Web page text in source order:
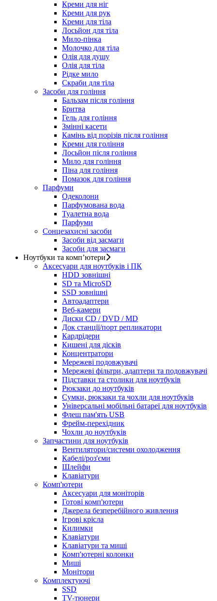
Креми для ніг
Креми для рук
Креми для тіла
Лосьйон для тіла
Мило-пінка
Молочко для тіла
Олія для душу
Олія для тіла
Рідке мило
Скраби для тіла
Засоби для гоління
Бальзам після гоління
Бритва
Гель для гоління
Змінні касети
Камінь від порізів після гоління
Креми для гоління
Лосьйон після гоління
Мило для гоління
Піна для гоління
Помазок для гоління
Парфуми
Одеколони
Парфумована вода
Туалетна вода
Парфуми
Сонцезахисні засоби
Засоби від засмаги
Засоби для засмаги
Ноутбуки та комп’ютери
Аксесуари для ноутбуків і ПК
HDD зовнішні
SD та MicroSD
SSD зовнішні
Автоадаптери
Веб-камери
Диски CD / DVD / MD
Док станції/порт репликатори
Кардрідери
Кишені для дісків
Концентратори
Мережеві подовжувачі
Мережеві фільтри, адаптери та подовжувачі
Підставки та столики для ноутбуків
Рюкзаки до ноутбуків
Сумки, рюкзаки та чохли для ноутбуків
Універсальні мобільні батареї для ноутбуків
Флеш пам'ять USB
Фрейм-перехідник
Чохли до ноутбуків
Запчастини для ноутбуків
Вентилятори/системи охолодження
Кабелі/роз'єми
Шлейфи
Клавіатури
Комп'ютери
Аксесуари для моніторів
Готові комп'ютери
Джерела безперебійного живлення
Ігрові крісла
Килимки
Клавіатури
Клавіатури та миші
Комп'ютерні колонки
Миші
Монітори
Комплектуючi
SSD
TV-тюнери